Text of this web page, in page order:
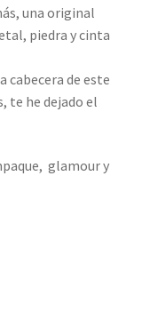
una original
piedra y cinta
cabecera de este
te he dejado el
glamour y